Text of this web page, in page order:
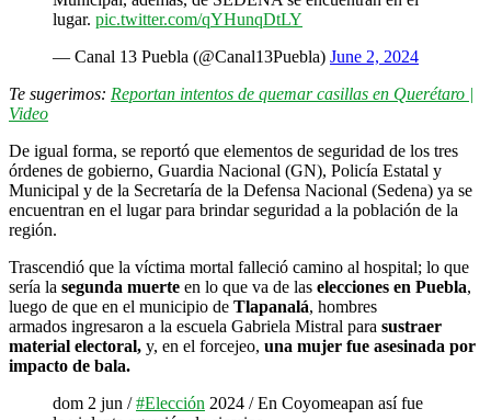
lugar. pic.twitter.com/qYHunqDtLY
— Canal 13 Puebla (@Canal13Puebla) June 2, 2024
Te sugerimos: Reportan intentos de quemar casillas en Querétaro |
Video
De igual forma, se reportó que elementos de seguridad de los tres
órdenes de gobierno, Guardia Nacional (GN), Policía Estatal y
Municipal y de la Secretaría de la Defensa Nacional (Sedena) ya se
encuentran en el lugar para brindar seguridad a la población de la
región.
Trascendió que la víctima mortal falleció camino al hospital; lo que
sería la segunda muerte en lo que va de las elecciones en Puebla,
luego de que en el municipio de Tlapanalá, hombres
armados ingresaron a la escuela Gabriela Mistral para sustraer
material electoral, y, en el forcejeo, una mujer fue asesinada por
impacto de bala.
dom 2 jun /#Elección 2024 / En Coyomeapan así fue